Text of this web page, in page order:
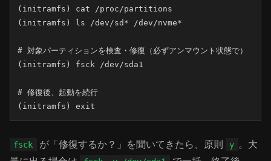
(initramfs) cat /proc/partitions
(initramfs) ls /dev/sd* /dev/nvme*
# 対象パーティションを検査・修復（必ずアンマウント状態で）
(initramfs) fsck /dev/sda1
# 修復後、起動を続行
(initramfs) exit
fsck が「修復するか？」を聞いてきたら、原則 y 。大